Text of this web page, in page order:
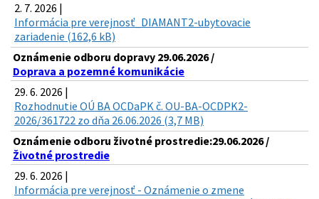
2. 7. 2026 |
Informácia pre verejnosť_DIAMANT2-ubytovacie
zariadenie (162,6 kB)
Oznámenie odboru dopravy 29.06.2026 /
Doprava a pozemné komunikácie
29. 6. 2026 |
Rozhodnutie OÚ BA OCDaPK č. OU-BA-OCDPK2-
2026/361722 zo dňa 26.06.2026 (3,7 MB)
Oznámenie odboru životné prostredie:29.06.2026 /
Životné prostredie
29. 6. 2026 |
Informácia pre verejnosť - Oznámenie o zmene